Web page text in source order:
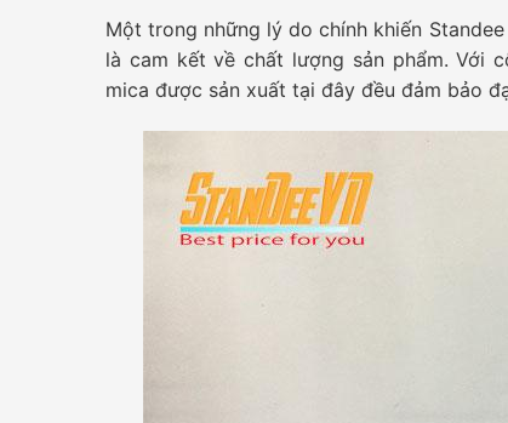
Một trong những lý do chính khiến
là cam kết về chất lượng sản phẩm. Với
mica được sản xuất tại đây đều đảm bảo